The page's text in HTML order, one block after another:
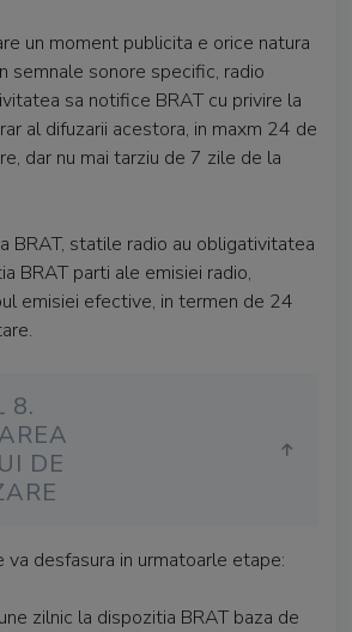
un moment publicita e orice natura
semnale sonore specific, radio
sa notifice BRAT cu privire la
al difuzarii acestora, in maxm 24 de
dar nu mai tarziu de 7 zile de la
BRAT, statile radio au obligativitatea
BRAT parti ale emisiei radio,
emisiei efective, in termen de 24
8.
DE
va desfasura in urmatoarle etape:
zilnic la dispozitia BRAT baza de